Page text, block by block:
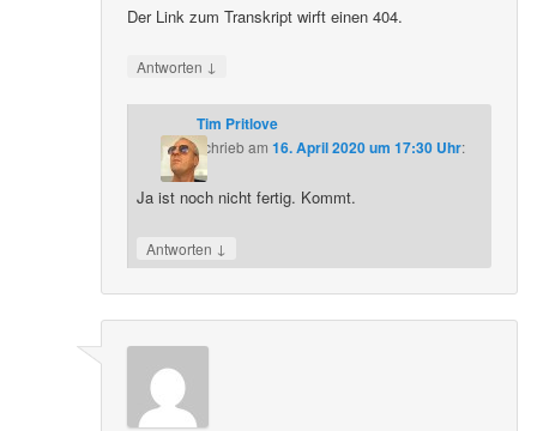
Der Link zum Transkript wirft einen 404.
Antworten ↓
Tim Pritlove
schriebam 16. April 2020 um 17:30 Uhr:
Ja ist noch nicht fertig. Kommt.
Antworten ↓